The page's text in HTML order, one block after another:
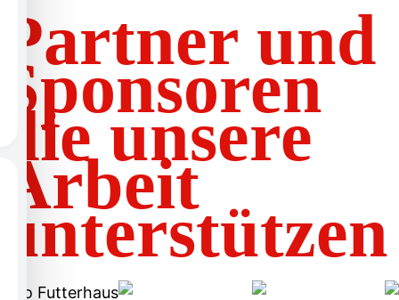
Partner und
Sponsoren
die unsere
Arbeit
unterstützen